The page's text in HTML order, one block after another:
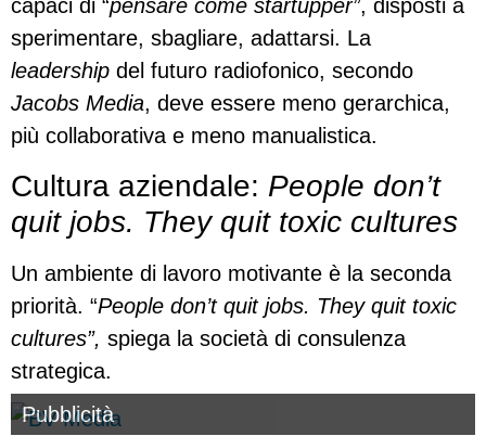
capaci di “pensare come startupper”, disposti a
sperimentare, sbagliare, adattarsi. La
leadership del futuro radiofonico, secondo
Jacobs Media, deve essere meno gerarchica,
più collaborativa e meno manualistica.
Cultura aziendale: People don’t
quit jobs. They quit toxic cultures
Un ambiente di lavoro motivante è la seconda
priorità. “People don’t quit jobs. They quit toxic
cultures”, spiega la società di consulenza
strategica.
Pubblicità